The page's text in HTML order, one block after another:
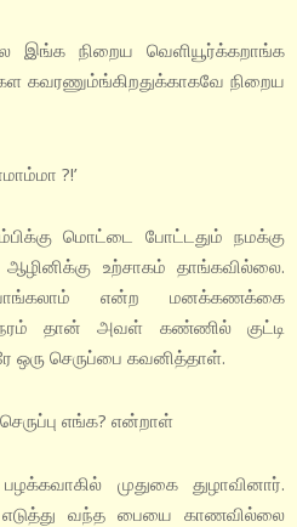
இங்க நிறைய வெளியூர்க்கறாங்க
கவரணும்ங்கிறதுக்காகவே நிறைய
?!’
மொட்டை போட்டதும் நமக்கு
உற்சாகம் தாங்கவில்லை.
என்ற மனக்கணக்கை
தான் அவள் கண்ணில் குட்டி
ஒரு செருப்பை கவனித்தாள்.
எங்க? என்றாள்
முதுகை துழாவினார்.
வந்த பையை காணவில்லை